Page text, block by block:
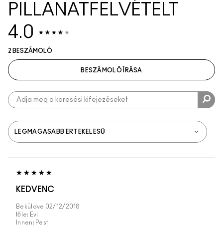
PILLANATFELVÉTELT
4.0
2 BESZÁMOLÓ
BESZÁMOLÓ ÍRÁSA
KEDVENC
Beküldve 02/12/2018
tőle: Evi
Innen: Pest